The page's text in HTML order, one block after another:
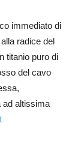
immediato di
radice del
titanio puro di
del cavo
ad altissima